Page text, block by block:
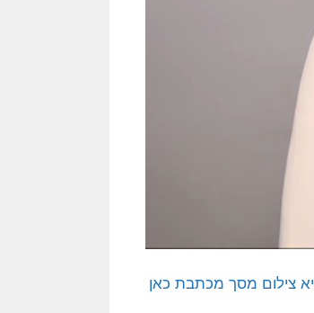
צילום מסך מכתבת כאן